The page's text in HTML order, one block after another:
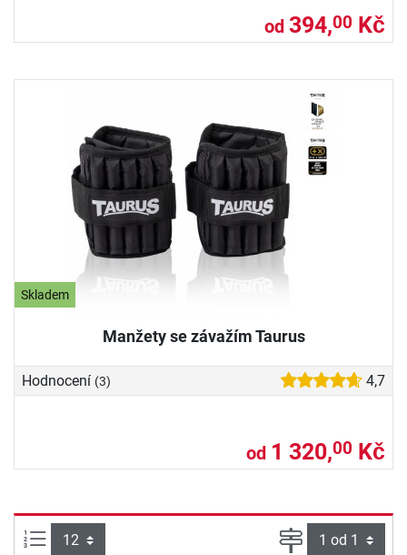
od 394,00 Kč
Skladem
Manžety se závažím Taurus
Hodnocení (3) 4,7
od 1 320,00 Kč
Počet výrobků na straně: Strana